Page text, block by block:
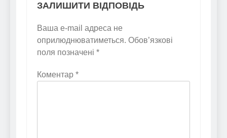
ЗАЛИШИТИ ВІДПОВІДЬ
Ваша e-mail адреса не
оприлюднюватиметься. Обов’язкові
поля позначені *
Коментар *